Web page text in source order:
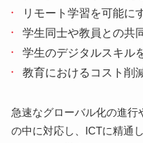
リモート学習を可能に
学生同士や教員との共
学生のデジタルスキル
教育におけるコスト削
急速なグローバル化の進行
の中に対応し、ICTに精通